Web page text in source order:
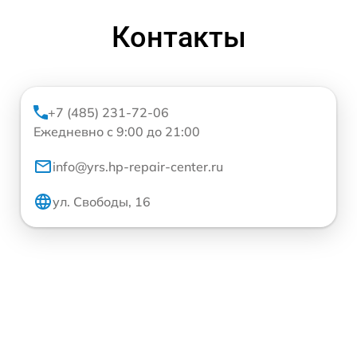
Контакты
+7 (485) 231-72-06
Ежедневно с 9:00 до 21:00
info@yrs.hp-repair-center.ru
ул. Свободы, 16